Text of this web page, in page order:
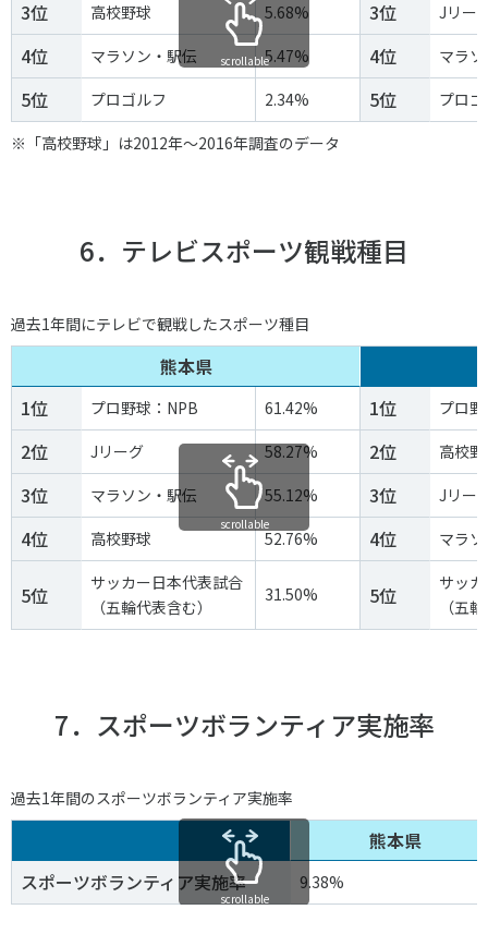
3位 高校野球 5.68% 3位 Jリー
4位 マラソン・駅伝 5.47% 4位 マラ
5位 プロゴルフ 2.34% 5位
プロ
※「高校野球」は2012年～2016年調査のデータ
scrollable
6．テレビスポーツ観戦種目
過去1年間にテレビで観戦したスポーツ種目
熊本県
1位
プロ野球：NPB 61.42% 1位 プロ
2位 Jリーグ 58.27% 2位 高校
3位 マラソン・駅伝 55.12% 3位 Jリー
4位 高校野球 52.76% 4位 マラ
5位
サッカー日本代表試合
（五輪代表含む）
31.50% 5位
サッ
（五
scrollable
7．スポーツボランティア実施率
過去1年間のスポーツボランティア実施率
熊本県
スポーツボランティア実施率
9.38%
scrollable